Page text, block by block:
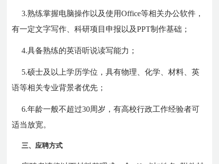
3.熟练掌握电脑操作以及使用Office等相关办公软件，
有一定文字写作、科研项目申报以及PPT制作基础；
4.具备熟练的英语听说读写能力；
5.硕士及以上学历学位，具有物理、化学、材料、英
语等相关专业背景者优先；
6.年龄一般不超过30周岁，有高校行政工作经验者可
适当放宽。
三、应聘方式